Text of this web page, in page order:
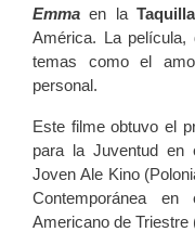
Emmaen la
América. La película,
temas como el
personal.
Este filme obtuvo el
para la Juventud en
Joven Ale Kino
Contemporánea
Americano de Triestre